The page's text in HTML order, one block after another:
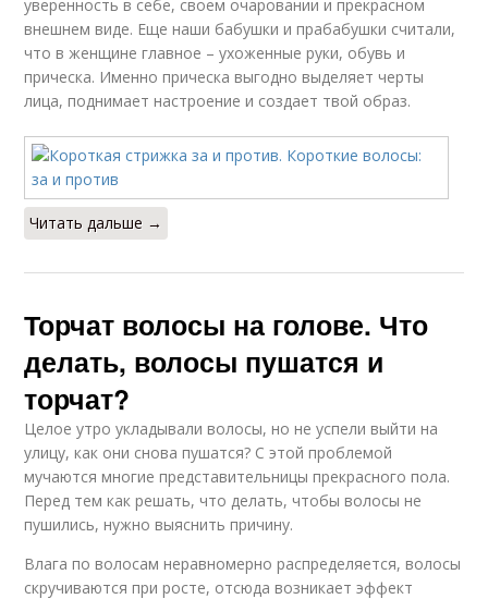
уверенность в себе, своем очаровании и прекрасном
внешнем виде. Еще наши бабушки и прабабушки считали,
что в женщине главное – ухоженные руки, обувь и
прическа. Именно прическа выгодно выделяет черты
лица, поднимает настроение и создает твой образ.
Читать дальше →
Торчат волосы на голове. Что
делать, волосы пушатся и
торчат?
Целое утро укладывали волосы, но не успели выйти на
улицу, как они снова пушатся? С этой проблемой
мучаются многие представительницы прекрасного пола.
Перед тем как решать, что делать, чтобы волосы не
пушились, нужно выяснить причину.
Влага по волосам неравномерно распределяется, волосы
скручиваются при росте, отсюда возникает эффект